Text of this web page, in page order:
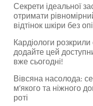
Секрети ідеальної
отримати
відтінок шкіри без
Кардіологи
додайте цей
вже сьогодні!
Вівсяна насолода:
м’якого та ніжного
роті